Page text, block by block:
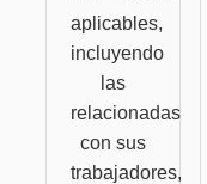
aplicables,
incluyendo
las
relacionadas
con sus
trabajadores,